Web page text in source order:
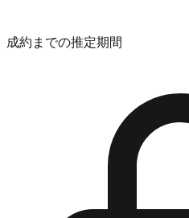
成約までの推定期間